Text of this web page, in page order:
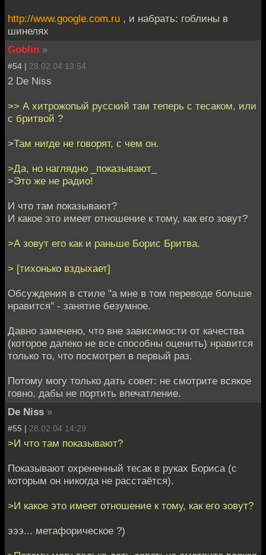
http://www.google.com.ru , и набрать: гоблины в
шинелях
Goblin »
#54 | 28.02.04 13:54
2 De Niss
>> А хитрожопый русский там теперь с тесаком, или
с бритвой ?
>Там нигде не говорят, с чем он.
>Да, но наглядно _показывают_
>Это же не радио!
И что там показывают?
И какое это имеет отношение к тому, как его зовут?
>А зовут его как и раньше Борис Бритва.
> [тихонько вздыхает]
Обсуждения в стиле "а мне в том переводе больше
нравится" - занятие безумное.
Давно замечено, что вне зависимости от качества
(которое далеко не все способны оценить) нравится
только то, что посмотрел в первый раз.
Потому могу только дать совет: не смотрите всякое
говно, дабы не портить впечатление.
De Niss »
#55 | 28.02.04 14:29
>И что там показывают?
Показывают охрененный тесак в руках Бориса (с
которым он никогда не расстаётся).
>И какое это имеет отношение к тому, как его зовут?
эээ... метафорическое ?)